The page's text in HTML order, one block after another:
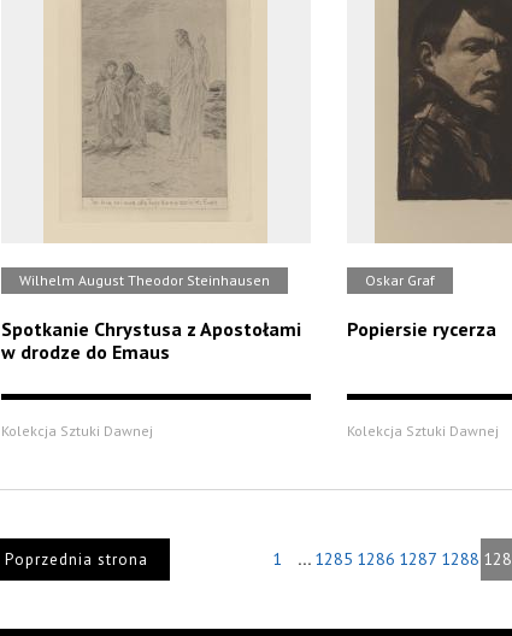
Wilhelm August Theodor Steinhausen
Spotkanie Chrystusa z Apostołami
w drodze do Emaus
Kolekcja Sztuki Dawnej
Oskar Graf
Popiersie rycerza
Kolekcja Sztuki Dawnej
Poprzednia strona 1 ... 1285 1286 1287 1288